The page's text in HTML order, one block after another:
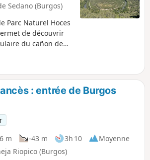
Sedano (Burgos)
Parc Naturel Hoces
de découvrir
du cañon de
: entrée de Burgos
m -43 m 3h 10
Moyenne
Riopico (Burgos)